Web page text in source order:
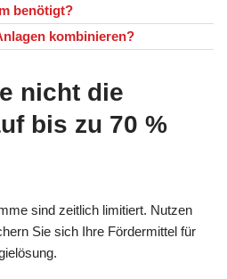
benötigt?
kombinieren?
nicht die
bis zu 70 %
sind zeitlich limitiert. Nutzen
Sie sich Ihre Fördermittel für